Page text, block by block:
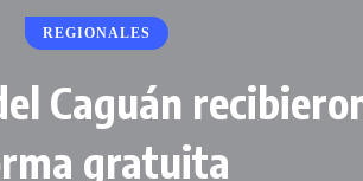
REGIONALES
Caguán
gratuita